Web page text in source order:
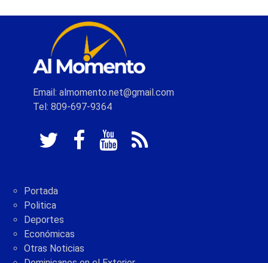
Email: almomento.net@gmail.com
Tel: 809-697-9364
Portada
Politica
Deportes
Económicas
Otras Noticias